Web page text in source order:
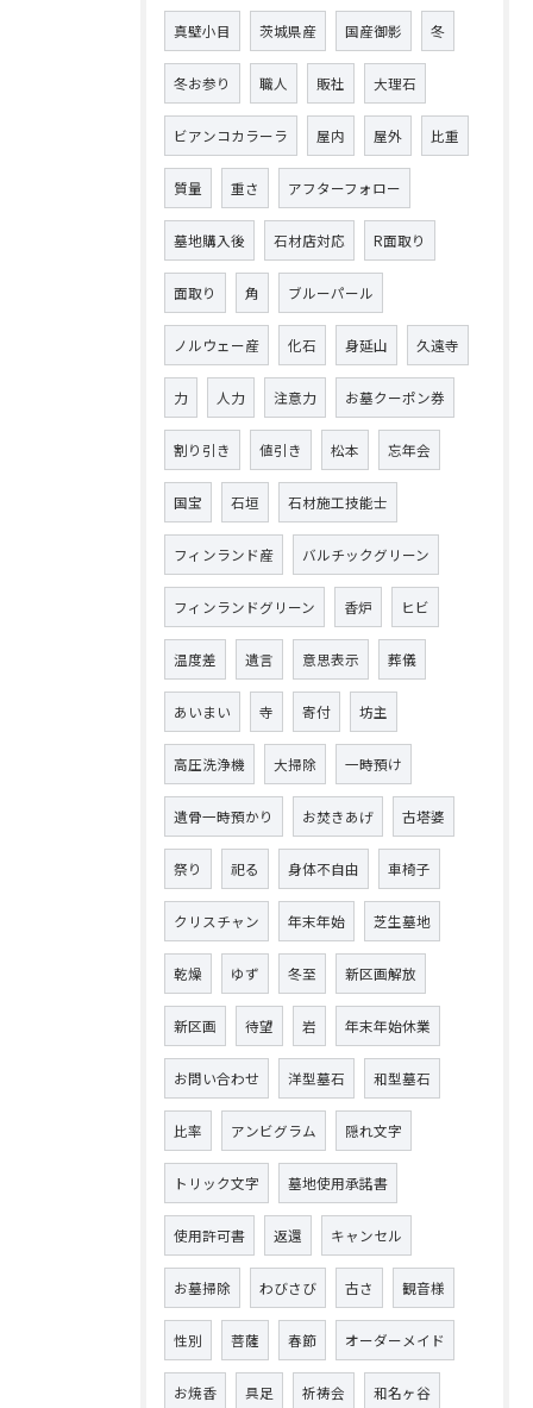
真壁小目 茨城県産 国産御影 冬
冬お参り 職人 販社 大理石
ビアンコカラーラ 屋内 屋外 比重
質量 重さ アフターフォロー
墓地購入後 石材店対応 R面取り
面取り 角 ブルーパール
ノルウェー産 化石 身延山 久遠寺
力 人力 注意力 お墓クーポン券
割り引き 値引き 松本 忘年会
国宝 石垣 石材施工技能士
フィンランド産 バルチックグリーン
フィンランドグリーン 香炉 ヒビ
温度差 遺言 意思表示 葬儀
あいまい 寺 寄付 坊主
高圧洗浄機 大掃除 一時預け
遺骨一時預かり お焚きあげ 古塔婆
祭り 祀る 身体不自由 車椅子
クリスチャン 年末年始 芝生墓地
乾燥 ゆず 冬至 新区画解放
新区画 待望 岩 年末年始休業
お問い合わせ 洋型墓石 和型墓石
比率 アンビグラム 隠れ文字
トリック文字 墓地使用承諾書
使用許可書 返還 キャンセル
お墓掃除 わびさび 古さ 観音様
性別 菩薩 春節 オーダーメイド
お焼香 具足 祈祷会 和名ヶ谷